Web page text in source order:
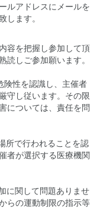
ルアドレスにメールを
します。
容を把握し参加して頂
読しご参加願います。
険性を認識し、主催者
守し従います。その限
については、責任を問
所で行われることを認
者が選択する医療機関
に関して問題ありませ
らの運動制限の指示等